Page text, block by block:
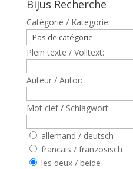
Bijus Recherche
Catègorie / Kategorie:
Plein texte / Volltext:
Auteur / Autor:
Mot clef / Schlagwort:
allemand / deutsch
francais / französisch
les deux / beide